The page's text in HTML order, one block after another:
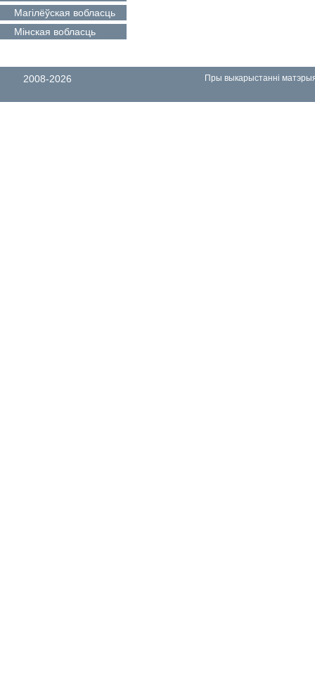
Магілёўская вобласць
Мінская вобласць
2008-2026 Пры выкарыстанні